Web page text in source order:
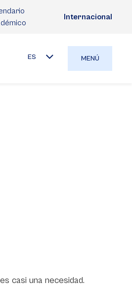
Internacional
ES MENÚ
casi una necesidad.